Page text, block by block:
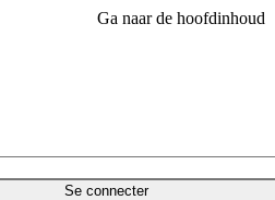
Ga naar de hoofdinhoud
Se connecter